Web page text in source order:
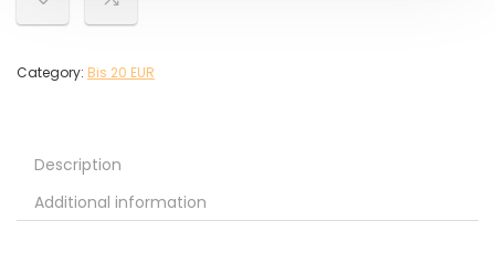
Category: Bis 20 EUR
Description
Additional information